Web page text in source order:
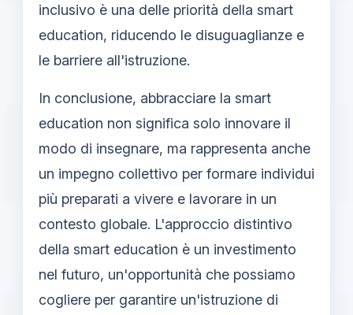
inclusivo è una delle priorità della smart
education, riducendo le disuguaglianze e
le barriere all'istruzione.
In conclusione, abbracciare la smart
education non significa solo innovare il
modo di insegnare, ma rappresenta anche
un impegno collettivo per formare individui
più preparati a vivere e lavorare in un
contesto globale. L'approccio distintivo
della smart education è un investimento
nel futuro, un'opportunità che possiamo
cogliere per garantire un'istruzione di